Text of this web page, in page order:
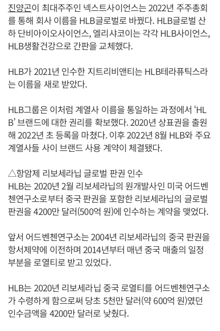
진양곤이 최대주주인 넥스트사이언스는 2022년 주주총회
를 통해 회사 이름을 HLB글로벌로 바꿨다. HLB글로벌 산
하 단비아이오사이언스, 엘리샤코이는 각각 HLB사이언스,
HLB생활건강으로 간판을 교체했다.
HLB가 2021년 인수한 지트리비앤티는 HLB테라퓨틱스라
는 이름을 새로 받았다.
HLB그룹은 이처럼 계열사 이름을 통일하는 과정에서 ‘HL
B’ 브랜드에 대한 권리를 확보했다. 2020년 상표권을 출원
해 2022년 초 등록을 마쳤다. 이후 2022년 8월 HLB와 주요
계열사들 사이 브랜드 사용 계약이 체결됐다.
△항암제 리보세라닙 글로벌 판권 인수
HLB는 2020년 2월 리보세라닙의 원개발사인 미국 어드벤
첸연구소로부터 중국 판권을 포함한 리보세라닙의 글로벌
판권을 4200만 달러(500억 원)에 인수하는 계약을 맺었다.
앞서 어드벤첸연구소는 2004년 리보세라닙의 중국 판권을
항서제약에 이전하며 2014년부터 매년 중국 매출의 일정
부분을 로열티로 받고 있었다.
HLB는 2020년 리보세라닙 중국 로열티를 어드벤첸연구소
가 수령하게 함으로써 당초 5천만 달러(약 600억 원)였던
인수금액을 4200만 달러로 낮췄다.